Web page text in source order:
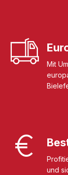
Mit
und